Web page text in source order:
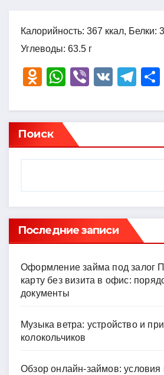
Калорийность: 367 ккал, Белки:
Углеводы: 63.5 г
O
n
o
kl
ni
ki
W
at
s
A
Vi
er
V
T
e
a
Поиск
Последние записи
Оформление займа под залог
карту без визита в офис:
документы
Музыка ветра: устройство и
колокольчиков
Обзор онлайн-займов: условия